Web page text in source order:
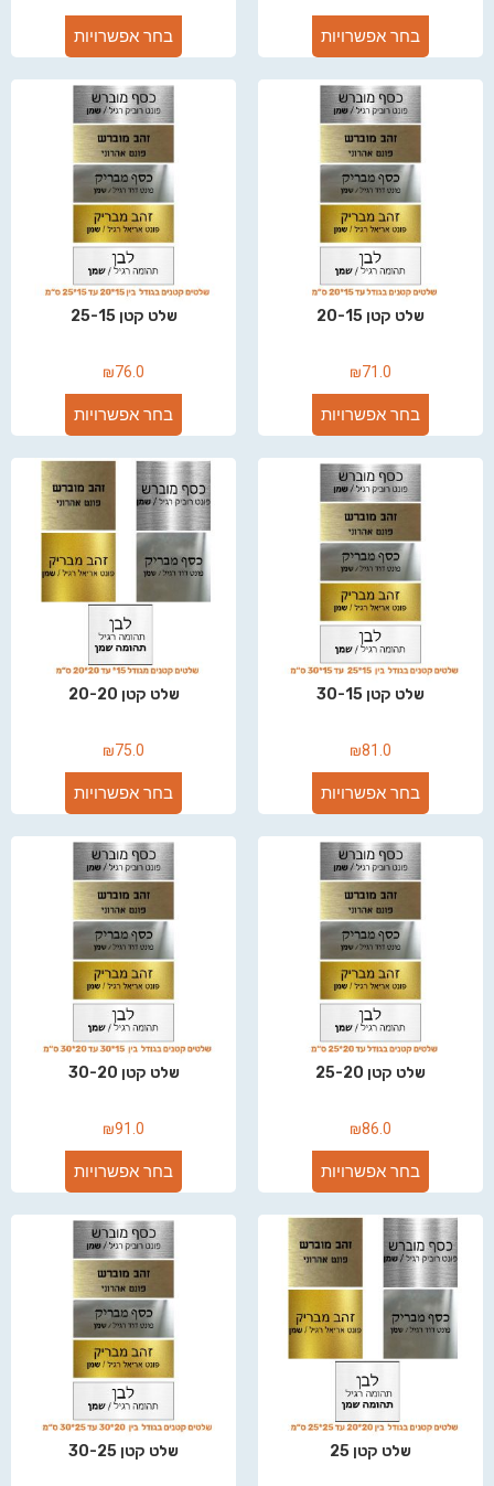
בחר אפשרויות בחר אפשרויות
שלט קטן 20-15
₪71.0
בחר אפשרויות
שלט קטן 25-15
₪76.0
בחר אפשרויות
שלט קטן 30-15
₪81.0
בחר אפשרויות
שלט קטן 20-20
₪75.0
בחר אפשרויות
שלט קטן 25-20
₪86.0
בחר אפשרויות
שלט קטן 30-20
₪91.0
בחר אפשרויות
שלט קטן 25 שלט קטן 30-25